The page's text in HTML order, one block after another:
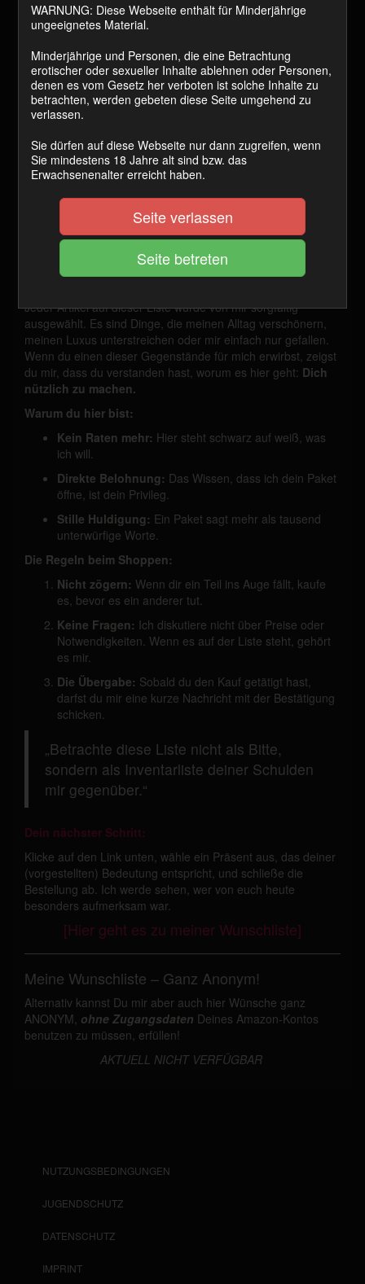
Sende digitale Gutscheine direkt an meine
direkt imMessenger.
Meine Wunschliste:
Dein Wegweiser zum Gehorsam
hast du deine Aufgabe:Stöbere in meiner Wunschliste
und sorge dafür, dass sie kürzer wird.
Jeder Artikel auf dieser Liste wurde von mir sorgfältig
ausgewählt. Es sind Dinge, die meinen Alltag verschönern,
meinen Luxus unterstreichen oder mir einfach nur gefallen.
Wenn du einen dieser Gegenstände für mich erwirbst, zeigst
du mir, dass du verstanden hast, worum es hier geht: Dich
nützlich zu machen.
Warum du hier bist:
Kein Raten mehr: Hier steht schwarz auf weiß, was
ich will.
Direkte Belohnung: Das Wissen, dass ich dein Paket
öffne, ist dein Privileg.
Stille Huldigung: Ein Paket sagt mehr als tausend
unterwürfige Worte.
Die Regeln beim Shoppen:
Nicht zögern: Wenn dir ein Teil ins Auge fällt, kaufe
es, bevor es ein anderer tut.
Keine Fragen: Ich diskutiere nicht über Preise oder
Notwendigkeiten. Wenn es auf der Liste steht, gehört
es mir.
Die Übergabe: Sobald du den Kauf getätigt hast,
darfst du mir eine kurze Nachricht mit der Bestätigung
schicken.
„Betrachte diese Liste nicht als Bitte,
sondern als Inventarliste deiner Schulden
mir gegenüber.“
Dein nächster Schritt:
Klicke auf den Link unten, wähle ein Präsent aus, das deiner
(vorgestellten) Bedeutung entspricht, und schließe die
Bestellung ab. Ich werde sehen, wer von euch heute
besonders aufmerksam war.
[Hier geht es zu meiner Wunschliste]
Meine Wunschliste – Ganz Anonym!
Alternativ kannst Du mir aber auch hier Wünsche ganz
ANONYM, ohne Zugangsdaten Deines Amazon-Kontos
benutzen zu müssen, erfüllen!
AKTUELL NICHT VERFÜGBAR
NUTZUNGSBEDINGUNGEN
JUGENDSCHUTZ
DATENSCHUTZ
IMPRINT
WARNUNG: Diese Webseite enthält für Minderjährige
ungeeignetes Material.
Minderjährige und Personen, die eine Betrachtung
erotischer oder sexueller Inhalte ablehnen oder Personen,
denen es vom Gesetz her verboten ist solche Inhalte zu
betrachten, werden gebeten diese Seite umgehend zu
verlassen.
Sie dürfen auf diese Webseite nur dann zugreifen, wenn
Sie mindestens 18 Jahre alt sind bzw. das
Erwachsenenalter erreicht haben.
Seite verlassen